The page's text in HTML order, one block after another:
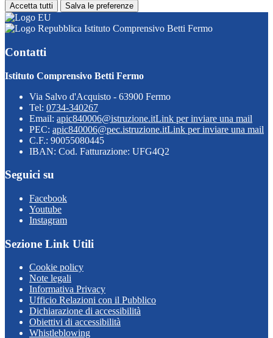
Accetta tutti Salva le preferenze
Istituto Comprensivo Betti Fermo
Contatti
Istituto Comprensivo Betti Fermo
Via Salvo d'Acquisto - 63900 Fermo
Tel: 0734-340267
Email: apic840006@istruzione.itLink per inviare una mail
PEC: apic840006@pec.istruzione.itLink per inviare una mail
C.F.: 90055080445
IBAN: Cod. Fatturazione: UFG4Q2
Seguici su
Facebook
Youtube
Instagram
Sezione Link Utili
Cookie policy
Note legali
Informativa Privacy
Ufficio Relazioni con il Pubblico
Dichiarazione di accessibilità
Obiettivi di accessibilità
Whistleblowing